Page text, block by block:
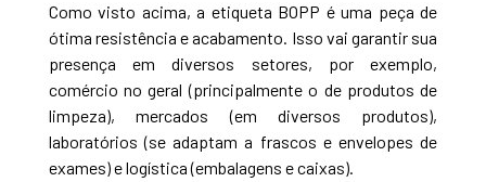
Como visto acima, a etiqueta BOPP é uma peça de
ótima resistência e acabamento. Isso vai garantir sua
presença em diversos setores, por exemplo,
comércio no geral (principalmente o de produtos de
limpeza), mercados (em diversos produtos),
laboratórios (se adaptam a frascos e envelopes de
exames) e logística (embalagens e caixas).